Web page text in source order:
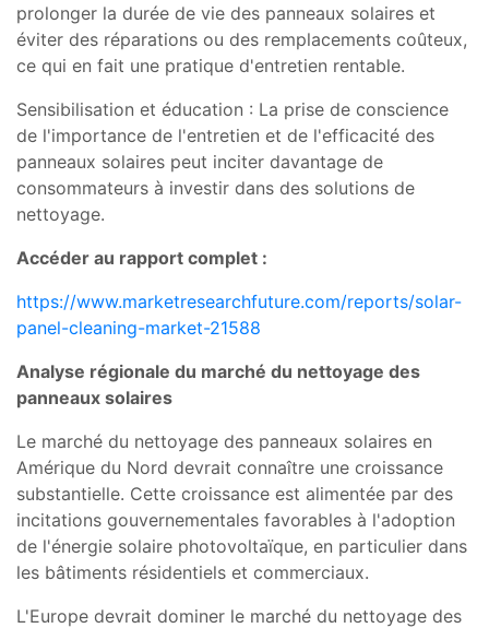
prolonger la durée de vie des panneaux solaires et
éviter des réparations ou des remplacements coûteux,
ce qui en fait une pratique d'entretien rentable.
Sensibilisation et éducation : La prise de conscience
de l'importance de l'entretien et de l'efficacité des
panneaux solaires peut inciter davantage de
consommateurs à investir dans des solutions de
nettoyage.
Accéder au rapport complet :
https://www.marketresearchfuture.com/reports/solar-
panel-cleaning-market-21588
Analyse régionale du marché du nettoyage des
panneaux solaires
Le marché du nettoyage des panneaux solaires en
Amérique du Nord devrait connaître une croissance
substantielle. Cette croissance est alimentée par des
incitations gouvernementales favorables à l'adoption
de l'énergie solaire photovoltaïque, en particulier dans
les bâtiments résidentiels et commerciaux.
L'Europe devrait dominer le marché du nettoyage des